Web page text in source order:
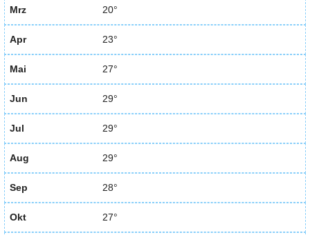
Mrz 20°
Apr 23°
Mai 27°
Jun 29°
Jul 29°
Aug 29°
Sep 28°
Okt 27°